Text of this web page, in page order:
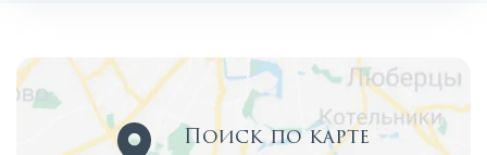
Поиск по карте